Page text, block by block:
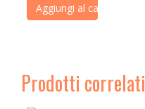
Aggiungi al carrello
Prodotti correlati